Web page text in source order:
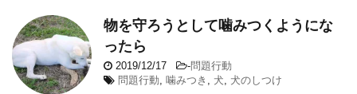
物を守ろうとして噛みつくようにな
ったら
2019/12/17 -問題行動
問題行動 噛みつき 犬 犬のしつけ